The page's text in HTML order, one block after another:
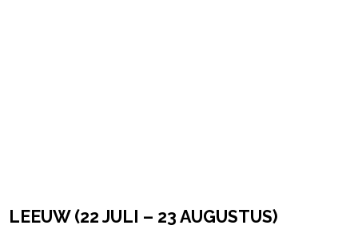
LEEUW (22 JULI – 23 AUGUSTUS)